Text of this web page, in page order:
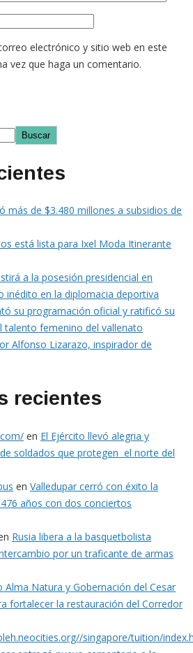
electrónico y sitio web en este
vez que haga un comentario.
Buscar
más de $3.480 millones a subsidios de
está lista para Ixel Moda Itinerante
a la posesión presidencial en
inédito en la diplomacia deportiva
su programación oficial y ratificó su
talento femenino del vallenato
Alfonso Lizarazo, inspirador de
recientes
en El Ejército llevó alegria y
soldados que protegen el norte del
en Valledupar cerró con éxito la
años con dos conciertos
Rusia libera a la basquetbolista
por un traficante de armas
Alma Natura y Gobernación del Cesar
fortalecer la restauración del Corredor
singapore/tuition/